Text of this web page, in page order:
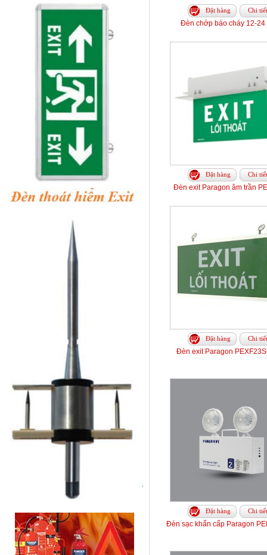
Đặt hàng Chi tiết
Đèn chớp báo cháy 12-24
Đặt hàng Chi tiết
Đèn exit Paragon âm trần
Đặt hàng Chi tiết
Đèn exit Paragon
Đặt hàng Chi tiết
Đèn sạc khẩn cấp Paragon